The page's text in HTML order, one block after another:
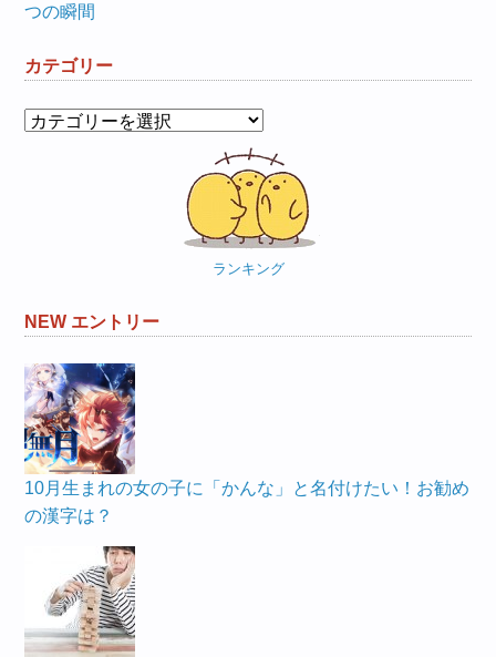
つの瞬間
カテゴリー
カ
ランキング
NEW エントリー
10月生まれの女の子に「かんな」と名付けたい！お勧め
の漢字は？